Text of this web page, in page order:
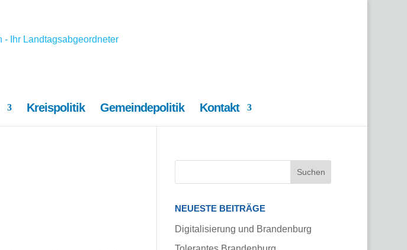
Kreispolitik Gemeindepolitik Kontakt
NEUESTE BEITRÄGE
Digitalisierung und Brandenburg